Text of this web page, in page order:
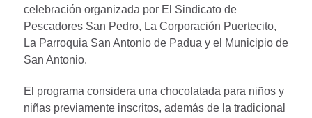
celebración organizada por El Sindicato de
Pescadores San Pedro, La Corporación Puertecito,
La Parroquia San Antonio de Padua y el Municipio de
San Antonio.
El programa considera una chocolatada para niños y
niñas previamente inscritos, además de la tradicional